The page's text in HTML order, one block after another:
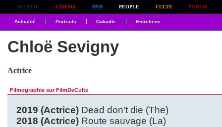
ACCUEIL CINÉMA DVD PEOPLE CULTE FORUM
Actualité Portraits Culculte Entretiens
Chloë Sevigny
Actrice
Filmographie sur FilmDeCulte
2019 (Actrice) Dead don't die (The)
2018 (Actrice) Route sauvage (La)